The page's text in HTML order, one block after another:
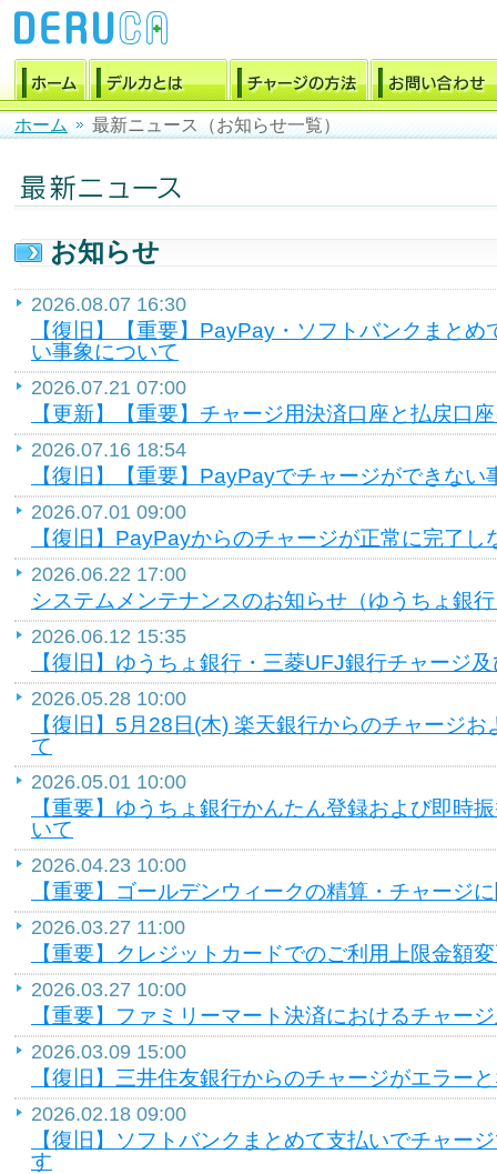
ホーム 最新ニュース（お知らせ一覧）
お知らせ
2026.08.07 16:30
【復旧】【重要】PayPay・ソフトバンクまと
い事象について
2026.07.21 07:00
【更新】【重要】チャージ用決済口座と払戻口
2026.07.16 18:54
【復旧】【重要】PayPayでチャージができない
2026.07.01 09:00
【復旧】PayPayからのチャージが正常に完了し
2026.06.22 17:00
システムメンテナンスのお知らせ（ゆうちょ銀
2026.06.12 15:35
【復旧】ゆうちょ銀行・三菱UFJ銀行チャージ
2026.05.28 10:00
【復旧】5月28日(木) 楽天銀行からのチャージ
て
2026.05.01 10:00
【重要】ゆうちょ銀行かんたん登録および即時
いて
2026.04.23 10:00
【重要】ゴールデンウィークの精算・チャージ
2026.03.27 11:00
【重要】クレジットカードでのご利用上限金額
2026.03.27 10:00
【重要】ファミリーマート決済におけるチャー
2026.03.09 15:00
【復旧】三井住友銀行からのチャージがエラー
2026.02.18 09:00
【復旧】ソフトバンクまとめて支払いでチャー
す